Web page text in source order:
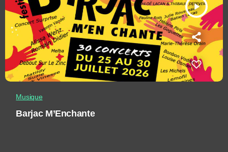
play_arrow
Musique
Barjac M’Enchante